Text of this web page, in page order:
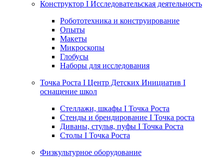
Конструктор I Исследовательская деятельность
Робототехника и конструирование
Опыты
Макеты
Микроскопы
Глобусы
Наборы для исследования
Точка Роста I Центр Детских Инициатив I
оснащение школ
Стеллажи, шкафы I Точка Роста
Стенды и брендирование I Точка роста
Диваны, стулья, пуфы I Точка Роста
Столы I Точка Роста
Физкультурное оборудование